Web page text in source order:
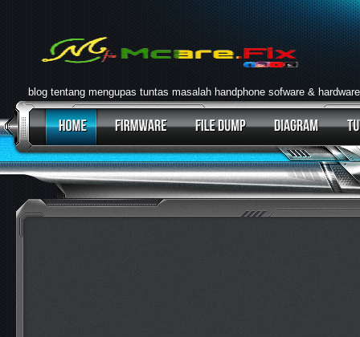
blog tentang mengupas tuntas masalah handphone sofware & hardware